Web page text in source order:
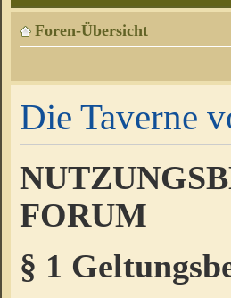
Foren-Übersicht
Die Taverne
FORUM
§ 1